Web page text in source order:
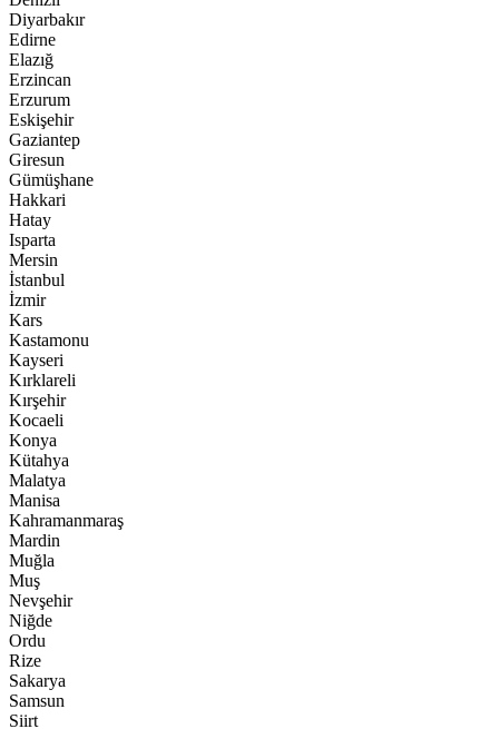
Diyarbakır
Edirne
Elazığ
Erzincan
Erzurum
Eskişehir
Gaziantep
Giresun
Gümüşhane
Hakkari
Hatay
Isparta
Mersin
İstanbul
İzmir
Kars
Kastamonu
Kayseri
Kırklareli
Kırşehir
Kocaeli
Konya
Kütahya
Malatya
Manisa
Kahramanmaraş
Mardin
Muğla
Muş
Nevşehir
Niğde
Ordu
Rize
Sakarya
Samsun
Siirt